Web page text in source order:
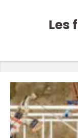
Les